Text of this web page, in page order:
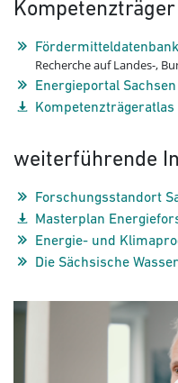
Kompetenzträger
Fördermitteldatenbank
Recherche auf Landes-,
Energieportal Sachsen
Kompetenzträgeratlas
weiterführende
Forschungsstandort
Masterplan
Energie- und
Die Sächsische